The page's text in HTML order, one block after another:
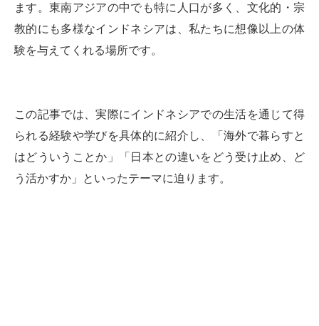
ます。東南アジアの中でも特に人口が多く、文化的・宗
教的にも多様なインドネシアは、私たちに想像以上の体
験を与えてくれる場所です。
この記事では、実際にインドネシアでの生活を通じて得
られる経験や学びを具体的に紹介し、「海外で暮らすと
はどういうことか」「日本との違いをどう受け止め、ど
う活かすか」といったテーマに迫ります。